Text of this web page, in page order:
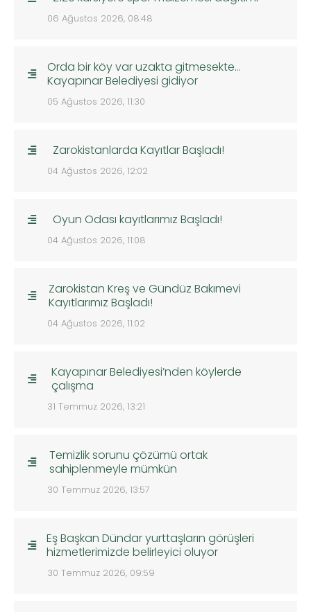
06 Ağustos 2026, 08:48
Orda bir köy var uzakta gitmesekte…
Kayapınar Belediyesi gidiyor
05 Ağustos 2026, 11:30
Zarokistanlarda Kayıtlar Başladı!
04 Ağustos 2026, 12:02
Oyun Odası kayıtlarımız Başladı!
04 Ağustos 2026, 11:08
Zarokistan Kreş ve Gündüz Bakımevi
Kayıtlarımız Başladı!
04 Ağustos 2026, 11:02
Kayapınar Belediyesi’nden köylerde
çalışma
31 Temmuz 2026, 13:21
Temizlik sorunu çözümü ortak
sahiplenmeyle mümkün
30 Temmuz 2026, 13:57
Eş Başkan Dündar yurttaşların görüşleri
hizmetlerimizde belirleyici oluyor
30 Temmuz 2026, 09:59